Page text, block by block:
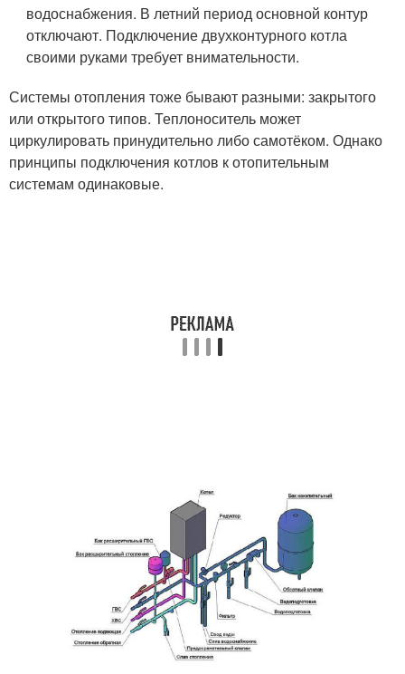
водоснабжения. В летний период основной контур
отключают. Подключение двухконтурного котла
своими руками требует внимательности.
Системы отопления тоже бывают разными: закрытого
или открытого типов. Теплоноситель может
циркулировать принудительно либо самотёком. Однако
принципы подключения котлов к отопительным
системам одинаковые.